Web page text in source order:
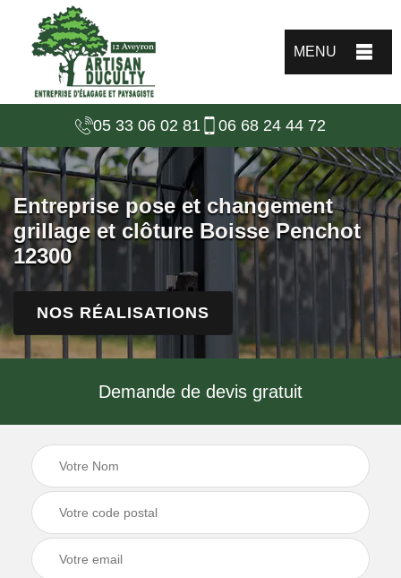
MENU
05 33 06 02 81 06 68 24 44 72
Entreprise pose et changement
grillage et clôture Boisse Penchot
12300
NOS RÉALISATIONS
Demande de devis gratuit